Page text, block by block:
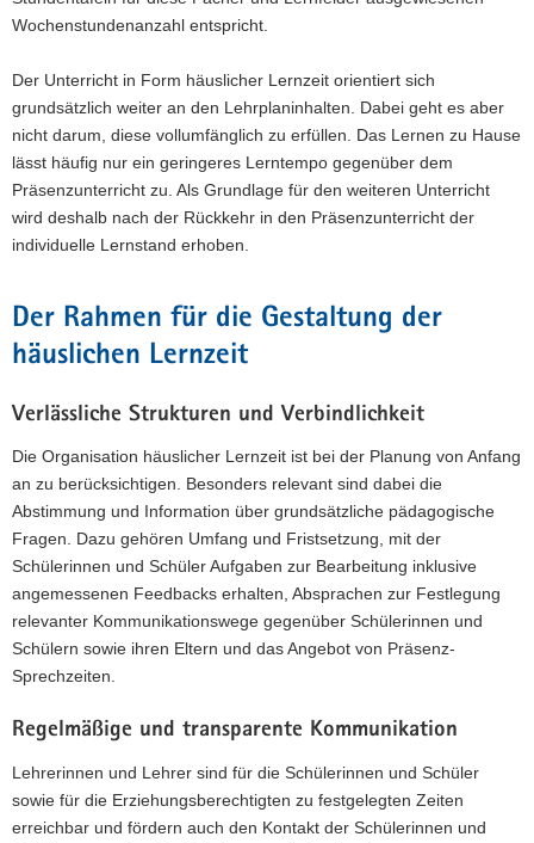
Wochenstundenanzahl entspricht.
Der Unterricht in Form häuslicher Lernzeit orientiert sich
grundsätzlich weiter an den Lehrplaninhalten. Dabei geht es aber
nicht darum, diese vollumfänglich zu erfüllen. Das Lernen zu Hause
lässt häufig nur ein geringeres Lerntempo gegenüber dem
Präsenzunterricht zu. Als Grundlage für den weiteren Unterricht
wird deshalb nach der Rückkehr in den Präsenzunterricht der
individuelle Lernstand erhoben.
Der Rahmen für die Gestaltung der
häuslichen Lernzeit
Verlässliche Strukturen und Verbindlichkeit
Die Organisation häuslicher Lernzeit ist bei der Planung von Anfang
an zu berücksichtigen. Besonders relevant sind dabei die
Abstimmung und Information über grundsätzliche pädagogische
Fragen. Dazu gehören Umfang und Fristsetzung, mit der
Schülerinnen und Schüler Aufgaben zur Bearbeitung inklusive
angemessenen Feedbacks erhalten, Absprachen zur Festlegung
relevanter Kommunikationswege gegenüber Schülerinnen und
Schülern sowie ihren Eltern und das Angebot von Präsenz-
Sprechzeiten.
Regelmäßige und transparente Kommunikation
Lehrerinnen und Lehrer sind für die Schülerinnen und Schüler
sowie für die Erziehungsberechtigten zu festgelegten Zeiten
erreichbar und fördern auch den Kontakt der Schülerinnen und